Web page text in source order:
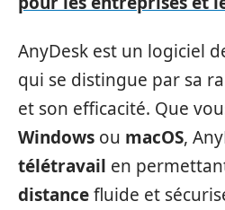
AnyDesk est un logiciel
qui se distingue par sa
et son efficacité. Que
Windows ou macOS,
télétravail en
distancefluide et